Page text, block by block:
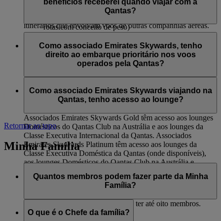
pela flydubai. Este benefício não se aplica a voos codeshare
operados por outras companhias aéreas e no caso de
itinerários que envolvam voos de outras companhias aéreas.
Embarque prioritário
Check-in na Classe Executiva
rotas com conceito de peso)
Qantas Club Domestic
Embarque prioritário
Entrega prioritária de bagagem
Qantas?
operados pela Qantas terão acesso a:
Check-in na Classe Econômica Premium (se
Franquia de bagagem adicional de 12 kg (somente nas
rotas com conceito de limite de peso)
Como associado Emirates Skywards, tenho
direito ao embarque prioritário nos voos
operados pela Qantas?
Skywards Platinum e Gold.
Como associado Emirates Skywards viajando na
Qantas, tenho acesso ao lounge?
Associados Emirates Skywards Gold têm acesso aos lounges
Domésticos do Qantas Club na Austrália e aos lounges da
Classe Executiva Internacional da Qantas. Associados
Emirates Skywards Platinum têm acesso aos lounges da
Classe Executiva Doméstica da Qantas (onde disponíveis),
aos lounges Domésticos do Qantas Club na Austrália e
Retornar ao topo
Minha Família
Quantos membros podem fazer parte da Minha
Família?
Incluindo o Chefe da Família, pode ter até oito membros.
O que é o Chefe da família?